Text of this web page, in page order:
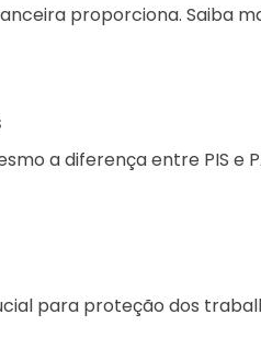
proporciona. Saiba
a diferença entre PIS e
para proteção dos